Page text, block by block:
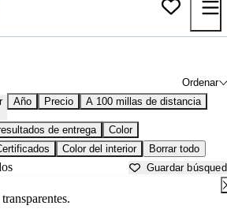
Ordenar
Año Precio A 100 millas de distancia
de entrega
Color
Color del interior Borrar todo
Guardar